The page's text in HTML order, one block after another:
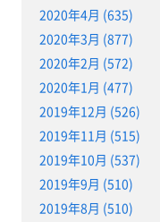
2020年4月 (635)
2020年3月 (877)
2020年2月 (572)
2020年1月 (477)
2019年12月 (526)
2019年11月 (515)
2019年10月 (537)
2019年9月 (510)
2019年8月 (510)